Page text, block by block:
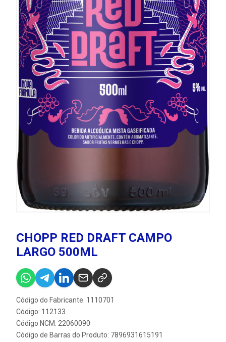
CHOPP RED DRAFT CAMPO
LARGO 500ML
Código do Fabricante: 1110701
Código: 112133
Código NCM: 22060090
Código de Barras do Produto: 7896931615191